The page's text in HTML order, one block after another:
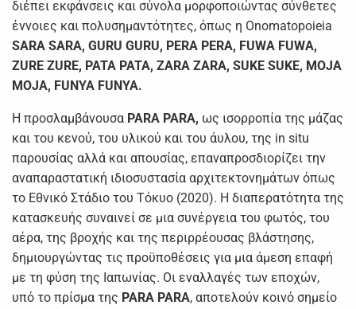
διέπει εκφάνσεις και σύνολα μορφοποιώντας σύνθετες
έννοιες και πολυσημαντότητες, όπως η Onomatopoieia
SARA SARA, GURU GURU, PERA PERA, FUWA FUWA,
ZURE ZURE, PATA PATA, ZARA ZARA, SUKE SUKE, MOJA
MOJA, FUNYA FUNYA.
Η προσλαμβάνουσα PARA PARA, ως ισορροπία της μάζας
και του κενού, του υλικού και του άυλου, της in situ
παρουσίας αλλά και απουσίας, επαναπροσδιορίζει την
αναπαραστατική ιδιοσυστασία αρχιτεκτονημάτων όπως
το Εθνικό Στάδιο του Τόκυο (2020). Η διαπερατότητα της
κατασκευής συναινεί σε μια συνέργεια του φωτός, του
αέρα, της βροχής και της περιρρέουσας βλάστησης,
δημιουργώντας τις προϋποθέσεις για μια άμεση επαφή
με τη φύση της Ιαπωνίας. Οι εναλλαγές των εποχών,
υπό το πρίσμα της PARΑ PARA, αποτελούν κοινό σημείο